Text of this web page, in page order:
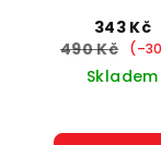
343 Kč
490 Kč
Skladem